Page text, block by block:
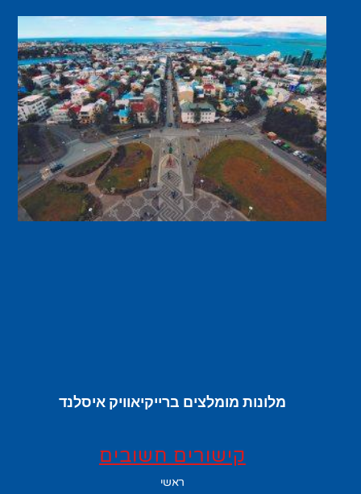
מלונות מומלצים ברייקיאוויק איסלנד
קישורים חשובים
ראשי